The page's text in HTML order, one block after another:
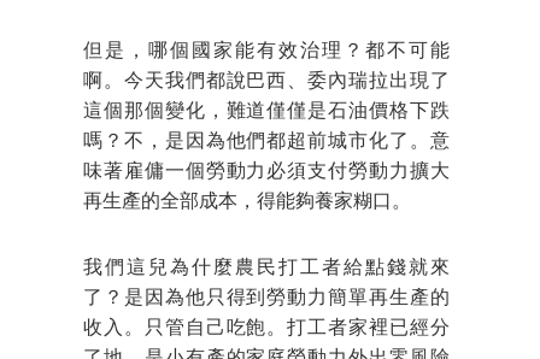
但是，哪個國家能有效治理？都不可能
啊。今天我們都說巴西、委內瑞拉出現了
這個那個變化，難道僅僅是石油價格下跌
嗎？不，是因為他們都超前城市化了。意
味著雇傭一個勞動力必須支付勞動力擴大
再生產的全部成本，得能夠養家糊口。
我們這兒為什麼農民打工者給點錢就來
了？是因為他只得到勞動力簡單再生產的
收入。只管自己吃飽。打工者家裡已經分